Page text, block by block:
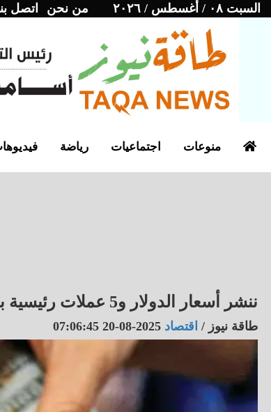
السبت ٠٨ / أغسطس / ٢٠٢٦ من نحن اتصل
رياضة اجتماعيات منوعات
ننشر أسعار الدولار و5 عملات رئيسية بمصر الأربعاء 20 أغسطس 2025
طاقة نيوز / اقتصاد2025-08-20 07:06:45